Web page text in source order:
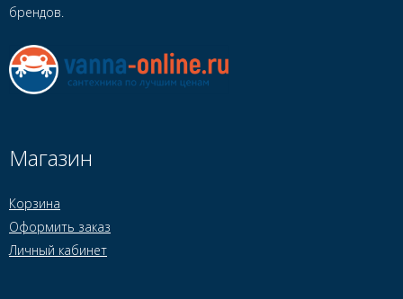
брендов.
Магазин
Корзина
Оформить заказ
Личный кабинет